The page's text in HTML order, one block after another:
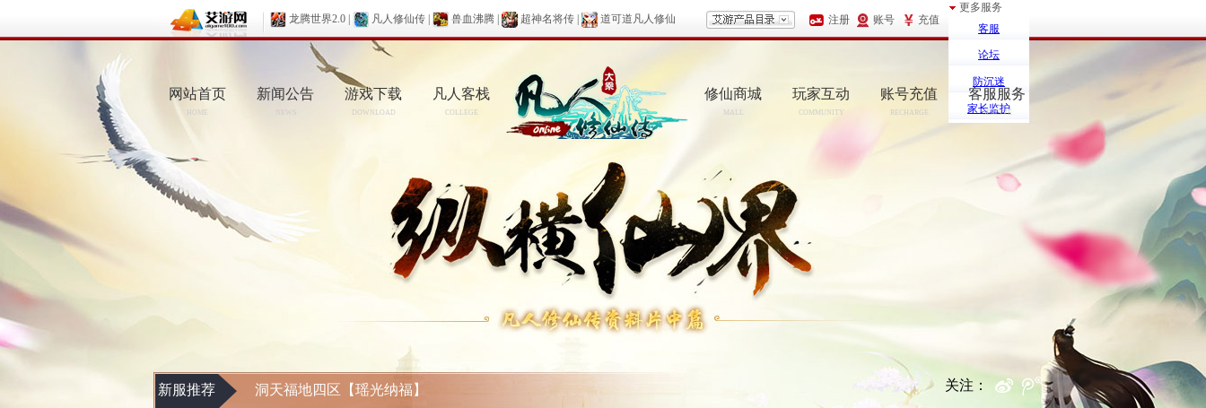
龙腾世界2.0 凡人修仙传 兽血沸腾 超神名将传 道可道凡人修仙 注册 账号 充值
更多服务
客服
论坛
防沉迷
家长监护
网站首页
HOME
新闻公告
NEWS
游戏下载
DOWNLOAD
凡人客栈
COLLEGE
修仙商城
MALL
玩家互动
COMMUNITY
账号充值
RECHARGE
客服服务
SERCIVE
新服推荐 洞天福地四区【瑶光纳福】 关注：